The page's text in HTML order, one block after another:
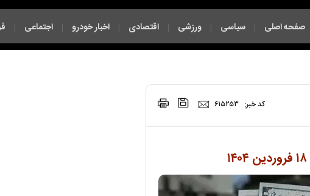
صفحه اصلی | سیاسی | ورزشی | اقتصادی | اخبار خودرو | اجتماعی |
فکت لایف |
کد خبر: ۶۱۵۲۵۳